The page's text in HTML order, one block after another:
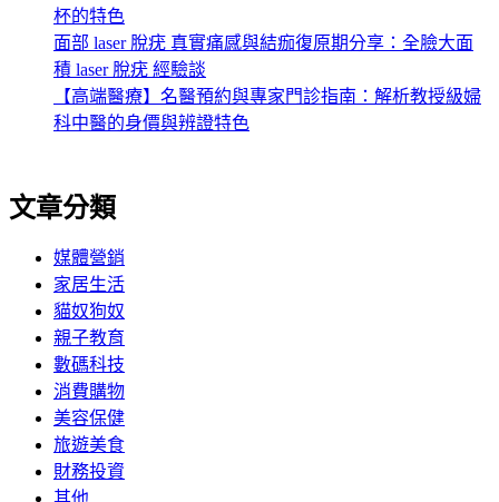
杯的特色
面部 laser 脫疣 真實痛感與結痂復原期分享：全臉大面
積 laser 脫疣 經驗談
【高端醫療】名醫預約與專家門診指南：解析教授級婦
科中醫的身價與辨證特色
文章分類
媒體營銷
家居生活
貓奴狗奴
親子教育
數碼科技
消費購物
美容保健
旅遊美食
財務投資
其他